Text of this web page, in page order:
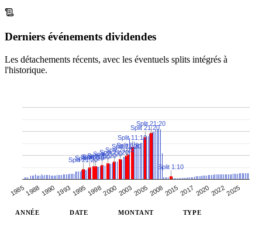
Derniers événements dividendes
Les détachements récents, avec les éventuels splits intégrés à
l'historique.
198519881990 19931995 1998200020032005200820152017 202020222025
Split 21:20
Split 21:20
Split 3:2
Split 21:20
Split 21:20
Split 21:20
Split 21:20
Split 21:20
Split 21:20
Split 3:2
Split 11:10
Split 21:20
Split 21:20
Split 1:10
ANNÉE DATE MONTANT TYPE